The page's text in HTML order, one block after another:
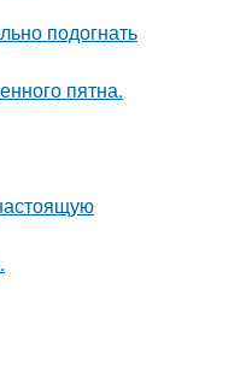
подогнать
пятна.